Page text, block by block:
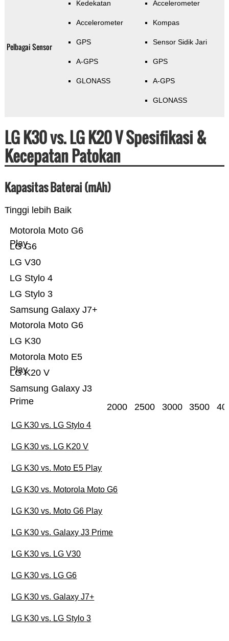
Pelbagai Sensor
Kedekatan
Accelerometer
GPS
A-GPS
GLONASS
Accelerometer
Kompas
Sensor Sidik Jari
GPS
A-GPS
GLONASS
LG K30 vs. LG K20 V Spesifikasi &
Kecepatan Patokan
Kapasitas Baterai (mAh)
Tinggi lebih Baik
Samsung Galaxy J3
Prime
LG K20 V
Motorola Moto E5
Play
LG K30
Motorola Moto G6
Samsung Galaxy J7+
LG Stylo 3
LG Stylo 4
LG V30
LG G6
Motorola Moto G6
Play
2000 2500 3000 3500
LG K30 vs. LG Stylo 4
LG K30 vs. LG K20 V
LG K30 vs. Moto E5 Play
LG K30 vs. Motorola Moto G6
LG K30 vs. Moto G6 Play
LG K30 vs. Galaxy J3 Prime
LG K30 vs. LG V30
LG K30 vs. LG G6
LG K30 vs. Galaxy J7+
LG K30 vs. LG Stylo 3